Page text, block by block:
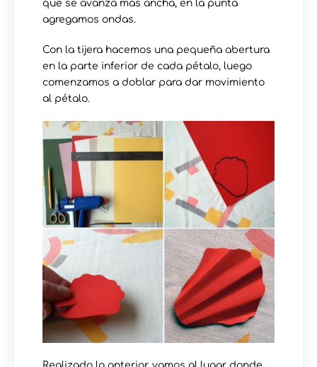
que se avanza más ancha, en la punta
agregamos ondas.
Con la tijera hacemos una pequeña abertura
en la parte inferior de cada pétalo, luego
comenzamos a doblar para dar movimiento
al pétalo.